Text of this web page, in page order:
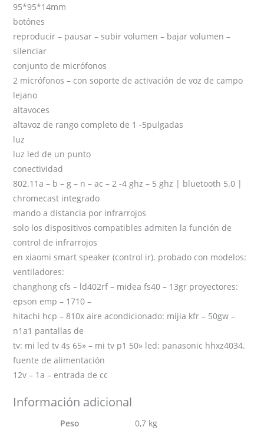
95*95*14mm
botónes
reproducir – pausar – subir volumen – bajar volumen –
silenciar
conjunto de micrófonos
2 micrófonos – con soporte de activación de voz de campo
lejano
altavoces
altavoz de rango completo de 1 -5pulgadas
luz
luz led de un punto
conectividad
802.11a – b – g – n – ac – 2 -4 ghz – 5 ghz | bluetooth 5.0 |
chromecast integrado
mando a distancia por infrarrojos
solo los dispositivos compatibles admiten la función de
control de infrarrojos
en xiaomi smart speaker (control ir). probado con modelos:
ventiladores:
changhong cfs – ld402rf – midea fs40 – 13gr proyectores:
epson emp – 1710 –
hitachi hcp – 810x aire acondicionado: mijia kfr – 50gw –
n1a1 pantallas de
tv: mi led tv 4s 65» – mi tv p1 50» led: panasonic hhxz4034.
fuente de alimentación
12v – 1a – entrada de cc
Información adicional
Peso 0,7 kg